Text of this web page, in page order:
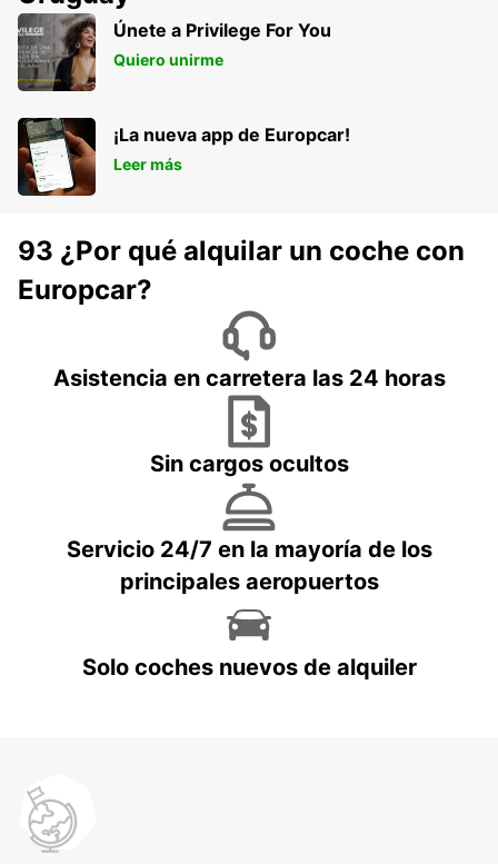
Únete a Privilege For You
Quiero unirme
¡La nueva app de Europcar!
Leer más
93 ¿Por qué alquilar un coche con
Europcar?
Asistencia en carretera las 24 horas
Sin cargos ocultos
Servicio 24/7 en la mayoría de los
principales aeropuertos
Solo coches nuevos de alquiler